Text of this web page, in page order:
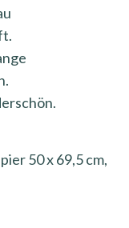
50 x 69,5 cm,